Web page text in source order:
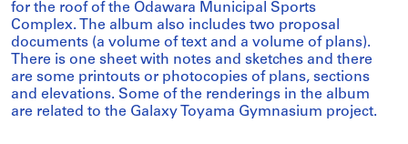
for the roof of the Odawara Municipal Sports
Complex. The album also includes two proposal
documents (a volume of text and a volume of plans).
There is one sheet with notes and sketches and there
are some printouts or photocopies of plans, sections
and elevations. Some of the renderings in the album
are related to the Galaxy Toyama Gymnasium project.